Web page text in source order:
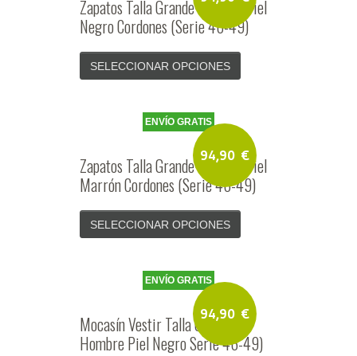
Zapatos Talla Grande Hombre Piel
Negro Cordones (Serie 46-49)
SELECCIONAR OPCIONES
94,90 €
ENVÍO GRATIS
Zapatos Talla Grande Hombre Piel
Marrón Cordones (Serie 46-49)
SELECCIONAR OPCIONES
94,90 €
ENVÍO GRATIS
Mocasín Vestir Talla Grande
Hombre Piel Negro Serie 46-49)